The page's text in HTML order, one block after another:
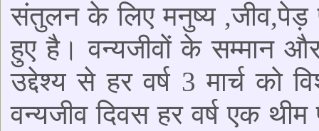
संतुलन के लिए मनुष्य
हुए है। वन्यजीवों के सम्मान
उद्देश्य से हर वर्ष 3 मार्च को
वन्यजीव दिवस हर वर्ष एक